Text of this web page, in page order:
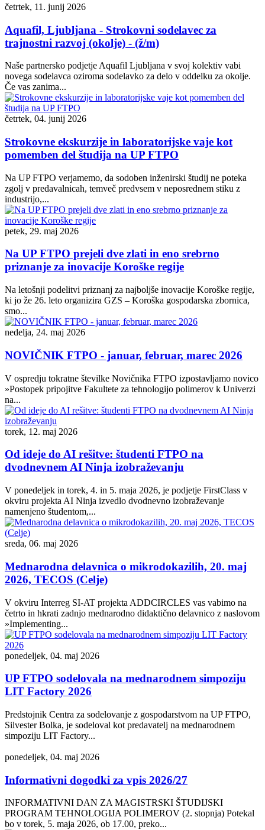
četrtek, 11. junij 2026
Aquafil, Ljubljana - Strokovni sodelavec za
trajnostni razvoj (okolje) - (ž/m)
Naše partnersko podjetje Aquafil Ljubljana v svoj kolektiv vabi
novega sodelavca oziroma sodelavko za delo v oddelku za okolje.
Če vas zanima...
četrtek, 04. junij 2026
Strokovne ekskurzije in laboratorijske vaje kot
pomemben del študija na UP FTPO
Na UP FTPO verjamemo, da sodoben inženirski študij ne poteka
zgolj v predavalnicah, temveč predvsem v neposrednem stiku z
industrijo,...
petek, 29. maj 2026
Na UP FTPO prejeli dve zlati in eno srebrno
priznanje za inovacije Koroške regije
Na letošnji podelitvi priznanj za najboljše inovacije Koroške regije,
ki jo že 26. leto organizira GZS – Koroška gospodarska zbornica,
smo...
nedelja, 24. maj 2026
NOVIČNIK FTPO - januar, februar, marec 2026
V ospredju tokratne številke Novičnika FTPO izpostavljamo novico
»Postopek pripojitve Fakultete za tehnologijo polimerov k Univerzi
na...
torek, 12. maj 2026
Od ideje do AI rešitve: študenti FTPO na
dvodnevnem AI Ninja izobraževanju
V ponedeljek in torek, 4. in 5. maja 2026, je podjetje FirstClass v
okviru projekta AI Ninja izvedlo dvodnevno izobraževanje
namenjeno študentom,...
sreda, 06. maj 2026
Mednarodna delavnica o mikrodokazilih, 20. maj
2026, TECOS (Celje)
V okviru Interreg SI-AT projekta ADDCIRCLES vas vabimo na
četrto in hkrati zadnjo mednarodno didaktično delavnico z naslovom
»Implementing...
ponedeljek, 04. maj 2026
UP FTPO sodelovala na mednarodnem simpoziju
LIT Factory 2026
Predstojnik Centra za sodelovanje z gospodarstvom na UP FTPO,
Silvester Bolka, je sodeloval kot predavatelj na mednarodnem
simpoziju LIT Factory...
ponedeljek, 04. maj 2026
Informativni dogodki za vpis 2026/27
INFORMATIVNI DAN ZA MAGISTRSKI ŠTUDIJSKI
PROGRAM TEHNOLOGIJA POLIMEROV (2. stopnja) Potekal
bo v torek, 5. maja 2026, ob 17.00, preko...